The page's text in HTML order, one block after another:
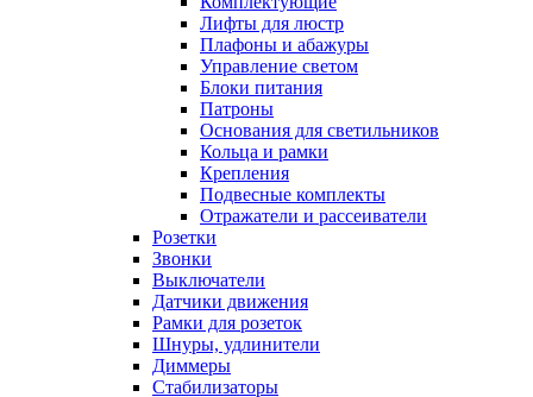
Лифты для люстр
Плафоны и абажуры
Управление светом
Блоки питания
Патроны
Основания для светильников
Кольца и рамки
Крепления
Подвесные комплекты
Отражатели и рассеиватели
Розетки
Звонки
Выключатели
Датчики движения
Рамки для розеток
Шнуры, удлинители
Диммеры
Стабилизаторы